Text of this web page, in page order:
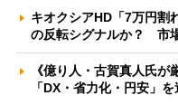
キオクシアHD「7万円割
の反転シグナルか？ 市
《億り人・古賀真人氏が
「DX・省力化・円安」